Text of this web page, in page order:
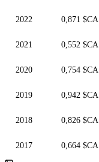
2022 0,871 $CA
2021 0,552 $CA
2020 0,754 $CA
2019 0,942 $CA
2018 0,826 $CA
2017 0,664 $CA